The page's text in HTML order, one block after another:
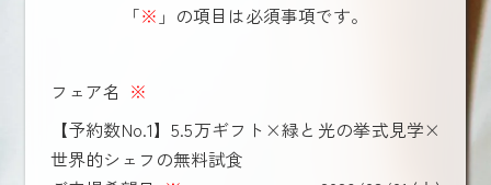
「※ 」の項目は必須事項です。
フェア名 ※
【予約数No.1】5.5万ギフト×緑と光の挙式見学×
世界的シェフの無料試食